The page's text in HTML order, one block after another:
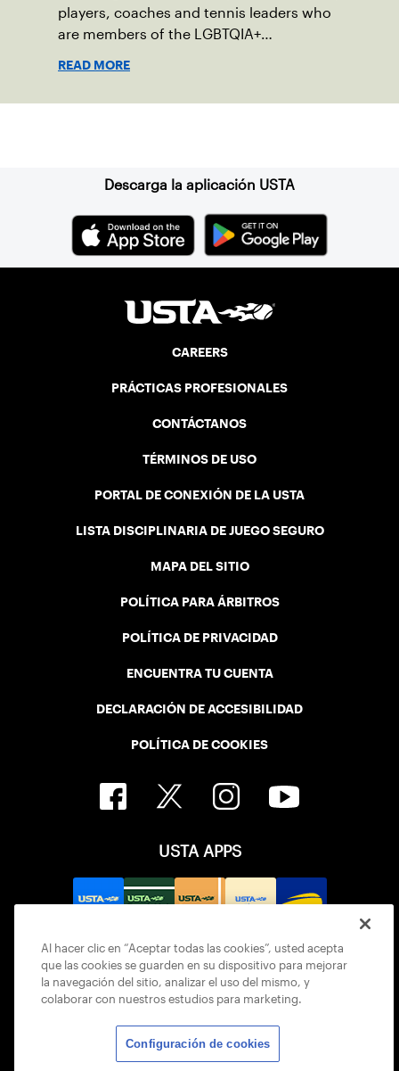
players, coaches and tennis leaders who
are members of the LGBTQIA+
READ MORE
Descarga la aplicación USTA
CAREERS
PRÁCTICAS PROFESIONALES
CONTÁCTANOS
TÉRMINOS DE USO
PORTAL DE CONEXIÓN DE LA USTA
LISTA DISCIPLINARIA DE JUEGO SEGURO
MAPA DEL SITIO
POLÍTICA PARA ÁRBITROS
POLÍTICA DE PRIVACIDAD
ENCUENTRA TU CUENTA
DECLARACIÓN DE ACCESIBILIDAD
POLÍTICA DE COOKIES
USTA APPS
Al hacer clic en “Aceptar todas las cookies”, usted acepta
que las cookies se guarden en su dispositivo para mejorar
la navegación del sitio, analizar el uso del mismo, y
colaborar con nuestros estudios para marketing.
Configuración de cookies